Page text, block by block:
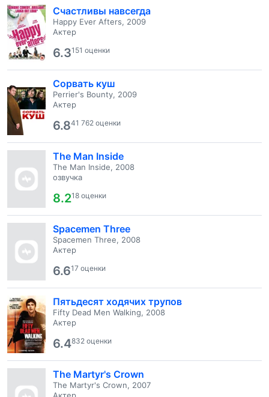
Счастливы навсегда
Happy Ever Afters, 2009
Актер
6.3151 оценки
Сорвать куш
Perrier's Bounty, 2009
Актер
6.841 762 оценки
The Man Inside
The Man Inside, 2008
озвучка
8.218 оценки
Spacemen Three
Spacemen Three, 2008
Актер
6.617 оценки
Пятьдесят ходячих трупов
Fifty Dead Men Walking, 2008
Актер
6.4832 оценки
The Martyr's Crown
The Martyr's Crown, 2007